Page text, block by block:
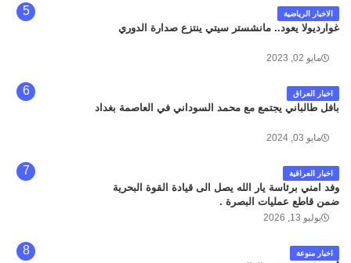
الاخبار الرياضية
غوارديولا يعود.. مانشستر سيتي ينتزع صدارة الدوري
مايو 02, 2023
اخبار العراق
بافل طالباني يجتمع مع محمد السوداني في العاصمة بغداد
مايو 03, 2024
اخبار العراقية
وفد امني برئاسة يار الله يصل الى قيادة القوة البحرية
ضمن قاطع عمليات البصرة .
يوليو 13, 2026
اخبار منوعة